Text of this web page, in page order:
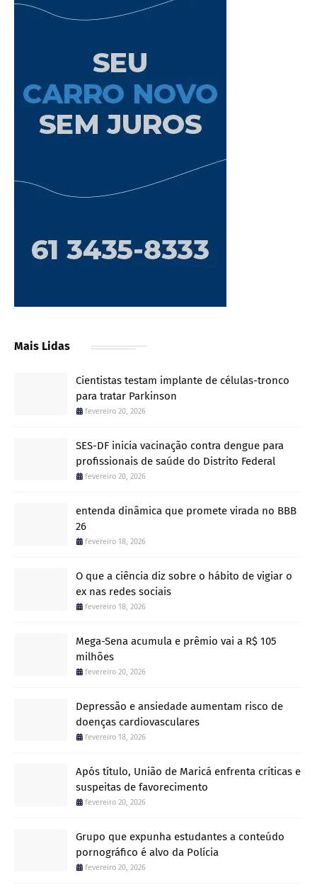
Mais Lidas
Cientistas testam implante de células-tronco
para tratar Parkinson
fevereiro 20, 2026
SES-DF inicia vacinação contra dengue para
profissionais de saúde do Distrito Federal
fevereiro 20, 2026
entenda dinâmica que promete virada no BBB
26
fevereiro 18, 2026
O que a ciência diz sobre o hábito de vigiar o
ex nas redes sociais
fevereiro 18, 2026
Mega-Sena acumula e prêmio vai a R$ 105
milhões
fevereiro 20, 2026
Depressão e ansiedade aumentam risco de
doenças cardiovasculares
fevereiro 18, 2026
Após título, União de Maricá enfrenta críticas e
suspeitas de favorecimento
fevereiro 20, 2026
Grupo que expunha estudantes a conteúdo
pornográfico é alvo da Polícia
fevereiro 20, 2026